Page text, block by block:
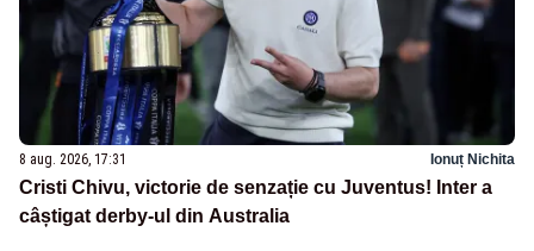
8 aug. 2026, 17:31 Ionuț Nichita
Cristi Chivu, victorie de senzație cu Juventus! Inter a
câștigat derby-ul din Australia